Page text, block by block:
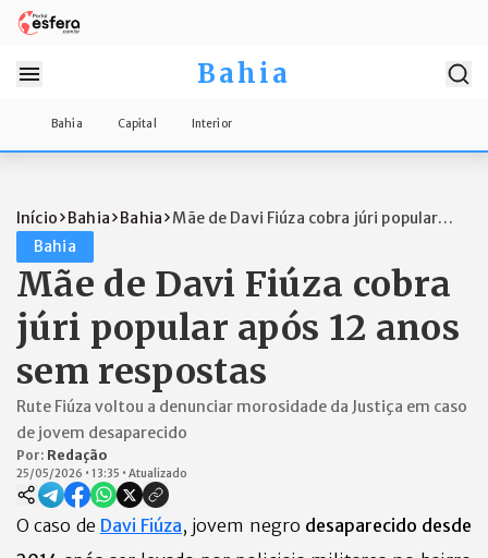
Bahia
Bahia Capital Interior
Início Bahia Bahia Mãe de Davi Fiúza cobra júri popular
Bahia
Mãe de Davi Fiúza cobra
júri popular após 12 anos
sem respostas
Rute Fiúza voltou a denunciar morosidade da Justiça em caso
de jovem desaparecido
Por: Redação
25/05/2026 • 13:35 • Atualizado
O caso de Davi Fiúza, jovem negro desaparecido desde